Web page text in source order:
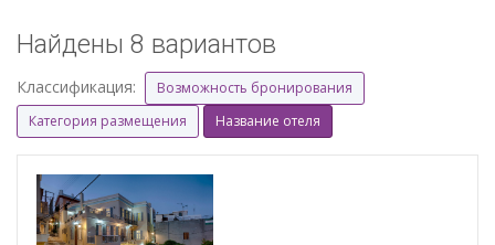
Найдены 8 вариантов
Классификация:
Возможность бронирования
Категория размещения
Название отеля